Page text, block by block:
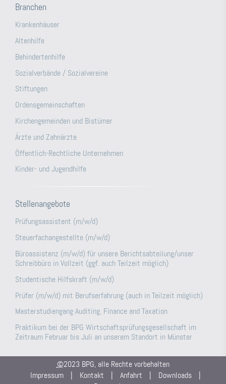
Branchen
Krankenhäuser
Altenhilfe
Behindertenhilfe
Sozialverbände / Sozialvereine
Stiftungen
Ordensgemeinschaften
Kirchengemeinden und Bistümer
Ärzte und Zahnärzte
Öffentlich-Rechtliche Unternehmen
Kinder- und Jugendhilfe
Stellenangebote
Prüfungsassistent (m/w/d)
Steuerfachangestellte (m/w/d)
Büroassistenz (m/w/d) für unsere Berichtsabteilung/unser
Schreibbüro in Vollzeit (ggf. auch Teilzeit möglich)
Studentische Hilfskraft (m/w/d)
Prüfer (m/w/d) mit Berufserfahrung (auch in Teilzeit möglich)
Masterstudiengang Auditing, Finance and Taxation
Praktikum bei der BPG Wirtschaftsprüfungsgesellschaft im
Zeitraum Februar bis Juli an unserem Standort in Münster
©2023 BPG, alle Rechte vorbehalten
Impressum
| Kontakt | Anfahrt | Downloads
|